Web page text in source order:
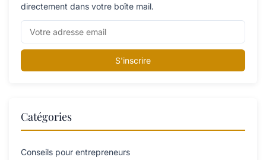
directement dans votre boîte mail.
S'inscrire
Catégories
Conseils pour entrepreneurs